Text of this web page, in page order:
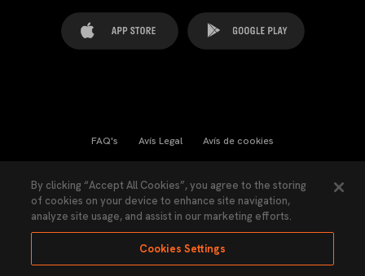
FAQ's Avís Legal Avís de cookies
Llei de Transparència Política de Privacitat
Accessibilitat
By clicking “Accept All Cookies”, you agree to the storing
of cookies on your device to enhance site navigation,
analyze site usage, and assist in our marketing efforts.
Cookies Settings